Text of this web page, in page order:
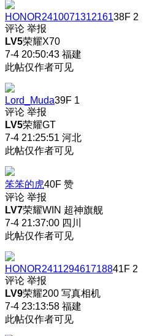
HONOR241007131216138F 2
评论 举报
LV5荣耀X70
7-4 20:50:43 福建
此帖仅作者可见
Lord_Muda39F 1
评论 举报
LV5荣耀GT
7-4 21:25:51 河北
此帖仅作者可见
笨笨的虎40F 赞
评论 举报
LV7荣耀WIN 超神旗舰
7-4 21:37:00 四川
此帖仅作者可见
HONOR241129461718841F 2
评论 举报
LV9荣耀200 写真相机
7-4 23:13:58 福建
此帖仅作者可见